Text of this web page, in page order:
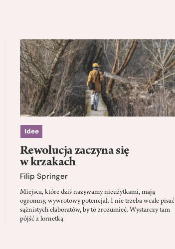
Idee
Rewolucja zaczyna się
w krzakach
Filip Springer
Miejsca, które dziś nazywamy nieużytkami, mają
ogromny, wywrotowy potencjał. I nie trzeba wcale pisać
sążnistych elaboratów, by to zrozumieć. Wystarczy tam
pójść z lornetką